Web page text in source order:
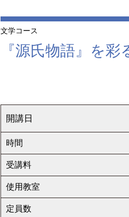
文学コース
『源氏物語』を
開講日
時間
受講料
使用教室
定員数